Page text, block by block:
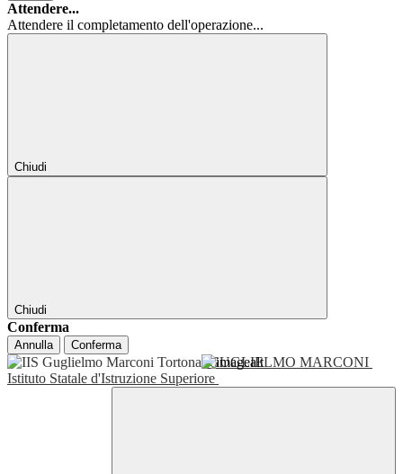
Attendere...
Attendere il completamento dell'operazione...
Chiudi
Chiudi
Conferma
Annulla Conferma
GUGLIELMO MARCONI
Istituto Statale d'Istruzione Superiore